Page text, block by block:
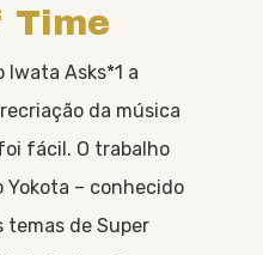
Time
Asks*1 a
da música
fácil. O trabalho
– conhecido
temas de Super